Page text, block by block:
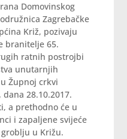
Domovinskog
Zagrebačke
Križ, pozivaju
branitelje 65.
ratnih postrojbi
unutarnjih
Župnoj crkvi
28.10.2017.
a prethodno će u
i zapaljene svijeće
u Križu.